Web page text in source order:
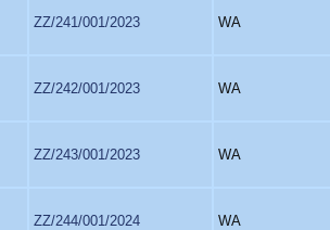
ZZ/241/001/2023 WA
ZZ/242/001/2023 WA
ZZ/243/001/2023 WA
ZZ/244/001/2024 WA